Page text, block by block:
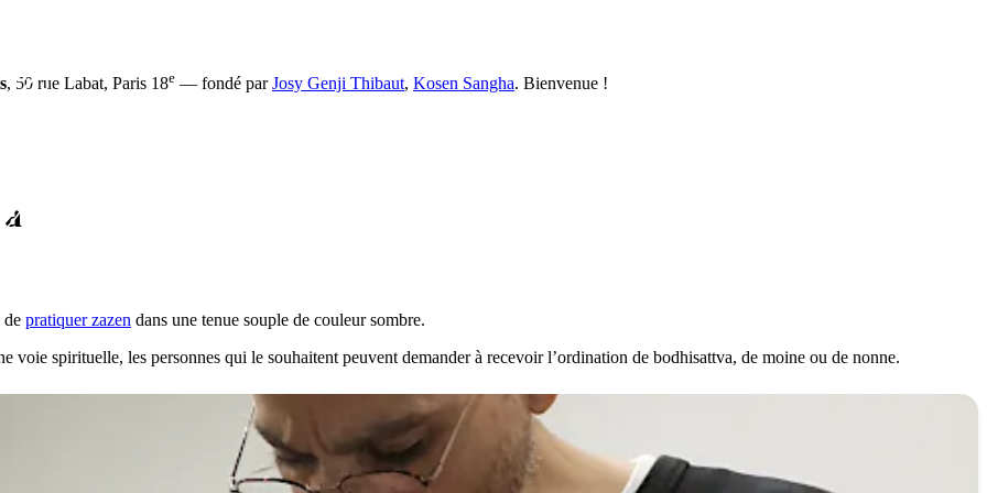
, 50 rue Labat, Paris 18e — fondé parJosy Genji Thibaut, Kosen Sangha. Bienvenue !
de pratiquer zazen dans une tenue souple de couleur sombre.
voie spirituelle, les personnes qui le souhaitent peuvent demander à recevoir l’ordination de bodhisattva, de moine ou de nonne.